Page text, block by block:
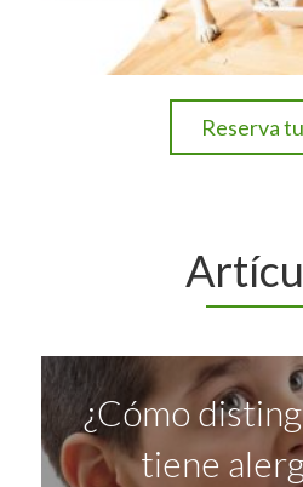
Reserva
¿Cómo
tiene